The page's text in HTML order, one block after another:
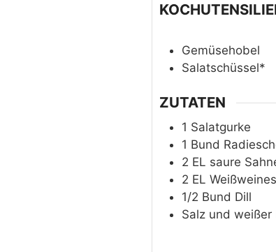
Gemüsehobel
Salatschüssel*
ZUTATEN
1 Salatgurke
1 Bund
2 EL saure
2 EL
1/2 Bund Dill
Salz und weißer